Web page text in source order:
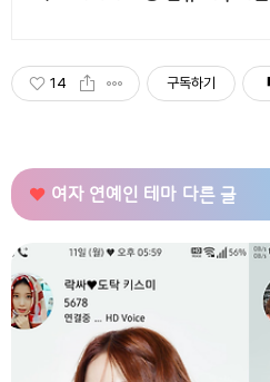
14 구독하기
여자 연예인 테마 다른 글